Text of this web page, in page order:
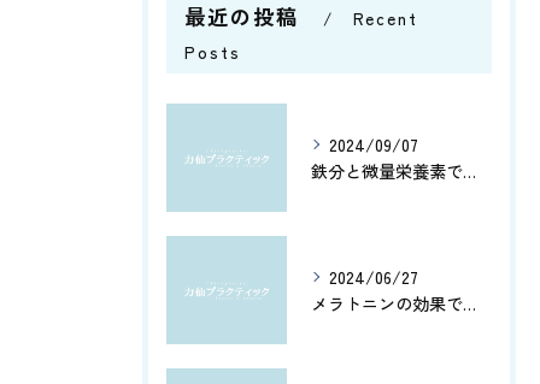
最近の投稿
Recent
Posts
2024/09/07
鉄分と微量栄養素で健康管理
2024/06/27
メラトニンの効果で、よく眠れてホルモン分泌もアップ！カルシウムとアミノ酸で健康脳を維持しよう